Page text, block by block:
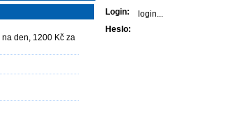
Login:
Heslo:
den, 1200 Kč za